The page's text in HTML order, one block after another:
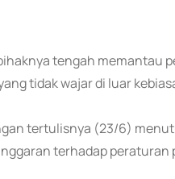
tengah memantau
tidak wajar di luar
tertulisnya (23/6)
terhadap peraturan